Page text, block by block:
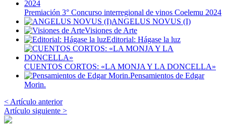
Premiación 3° Concurso interregional de vinos Coelemu 2024
ANGELUS NOVUS (I)
Visiones de Arte
Editorial: Hágase la luz
CUENTOS CORTOS: «LA MONJA Y LA DONCELLA»
Pensamientos de Edgar
Morin.
< Artículo anterior
Artículo siguiente >